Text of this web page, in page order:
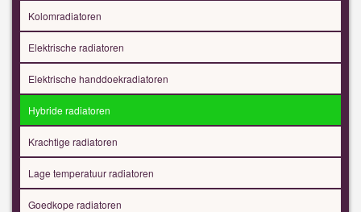
Kolomradiatoren
Elektrische radiatoren
Elektrische handdoekradiatoren
Hybride radiatoren
Krachtige radiatoren
Lage temperatuur radiatoren
Goedkope radiatoren